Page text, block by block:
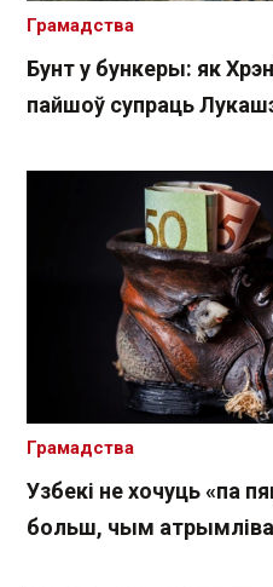
Бунт у бункеры: як
пайшоў супраць
Грамадства
Узбекі не хочуць «па
больш, чым
Грамадства